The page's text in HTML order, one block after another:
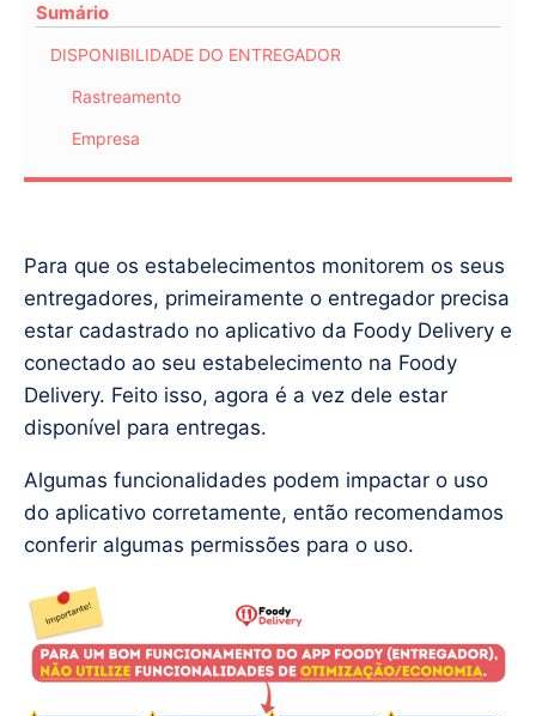
Sumário
DISPONIBILIDADE DO ENTREGADOR
Rastreamento
Empresa
Para que os estabelecimentos monitorem os seus
entregadores, primeiramente o entregador precisa
estar cadastrado no aplicativo da Foody Delivery e
conectado ao seu estabelecimento na Foody
Delivery. Feito isso, agora é a vez dele estar
disponível para entregas.
Algumas funcionalidades podem impactar o uso
do aplicativo corretamente, então recomendamos
conferir algumas permissões para o uso.